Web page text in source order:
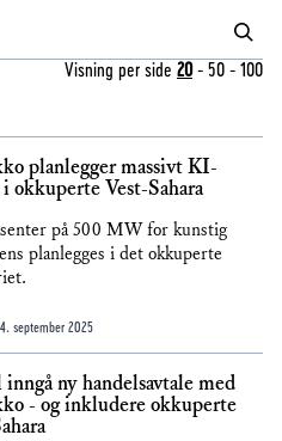
Visning per side 20- 50 - 100
planlegger massivt KI-
okkuperte Vest-Sahara
på 500 MW for kunstig
planlegges i det okkuperte
september 2025
ny handelsavtale med
- og inkludere okkuperte